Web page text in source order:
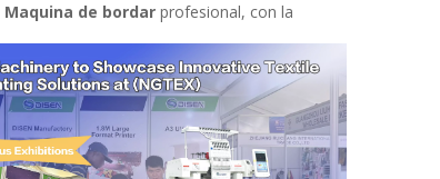
Maquina de bordar profesional, con la